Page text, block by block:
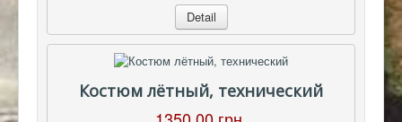
Detail
Костюм лётный, технический